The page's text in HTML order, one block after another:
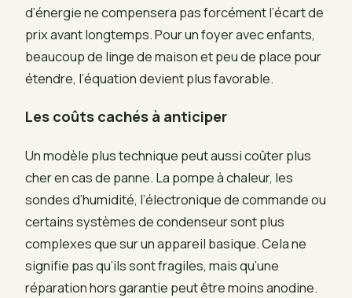
d’énergie ne compensera pas forcément l’écart de
prix avant longtemps. Pour un foyer avec enfants,
beaucoup de linge de maison et peu de place pour
étendre, l’équation devient plus favorable.
Les coûts cachés à anticiper
Un modèle plus technique peut aussi coûter plus
cher en cas de panne. La pompe à chaleur, les
sondes d’humidité, l’électronique de commande ou
certains systèmes de condenseur sont plus
complexes que sur un appareil basique. Cela ne
signifie pas qu’ils sont fragiles, mais qu’une
réparation hors garantie peut être moins anodine.